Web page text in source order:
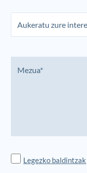
Legezko baldintzak